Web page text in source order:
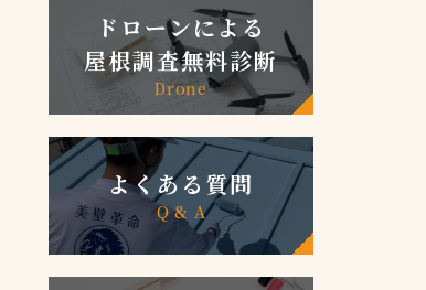
ドローンによる
屋根調査無料診断
Drone
よくある質問
Q & A